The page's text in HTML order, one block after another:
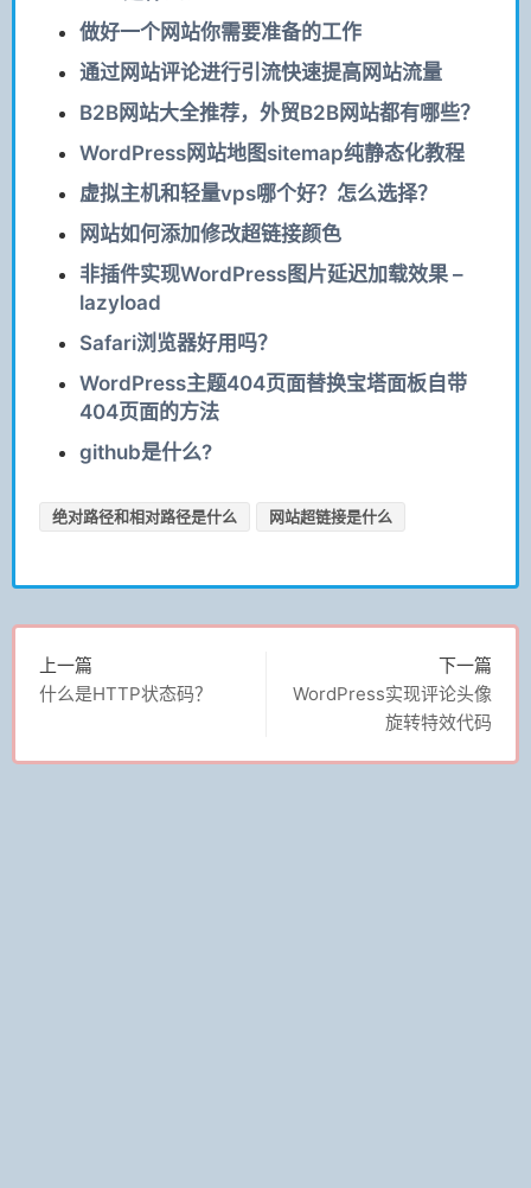
做好一个网站你需要准备的工作
通过网站评论进行引流快速提高网站流量
B2B网站大全推荐，外贸B2B网站都有哪些？
WordPress网站地图sitemap纯静态化教程
虚拟主机和轻量vps哪个好？怎么选择？
网站如何添加修改超链接颜色
非插件实现WordPress图片延迟加载效果 –
lazyload
Safari浏览器好用吗？
WordPress主题404页面替换宝塔面板自带
404页面的方法
github是什么?
绝对路径和相对路径是什么 网站超链接是什么
上一篇
什么是HTTP状态码？
下一篇
WordPress实现评论头像
旋转特效代码